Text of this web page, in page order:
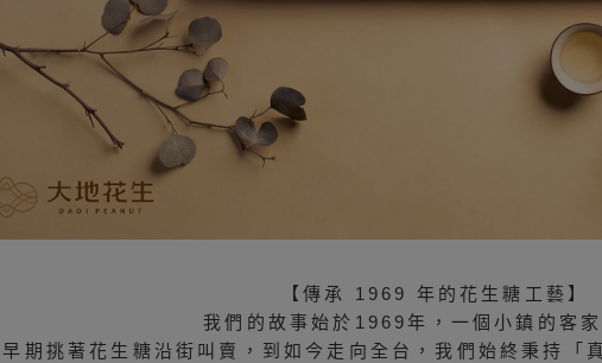
【傳承 1969 年的花生糖工藝】
我們的故事始於1969年，一個小鎮的客家
期挑著花生糖沿街叫賣，到如今走向全台，我們始終秉持「